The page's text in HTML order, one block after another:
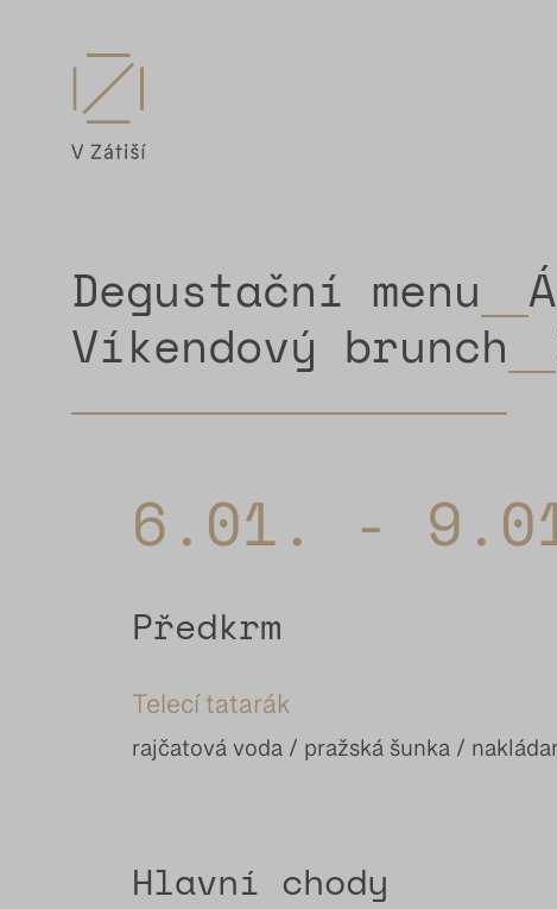
Degustační menu
Víkendový brunch
6.01. -
Předkrm
Telecí tatarák
rajčatová voda / pražská šunka /
Hlavní chody